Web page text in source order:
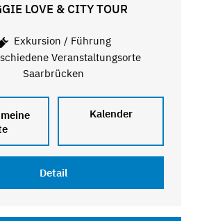
LOVE & CITY TOUR
Exkursion / Führung
Veranstaltungsorte
Saarbrücken
Kalender
Detail